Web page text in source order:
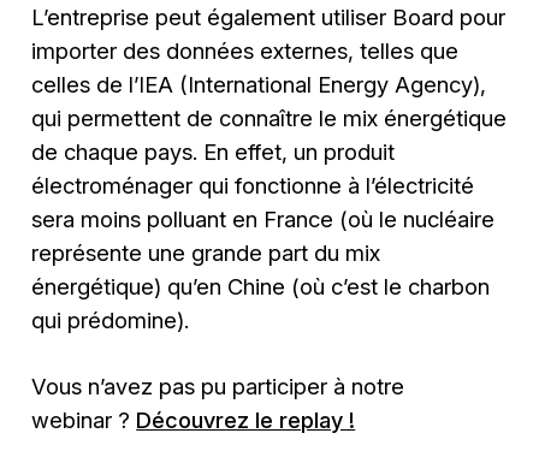
L’entreprise peut également utiliser Board pour
importer des données externes, telles que
celles de l’IEA (International Energy Agency),
qui permettent de connaître le mix énergétique
de chaque pays. En effet, un produit
électroménager qui fonctionne à l’électricité
sera moins polluant en France (où le nucléaire
représente une grande part du mix
énergétique) qu’en Chine (où c’est le charbon
qui prédomine).
Vous n’avez pas pu participer à notre
webinar ? Découvrez le replay !